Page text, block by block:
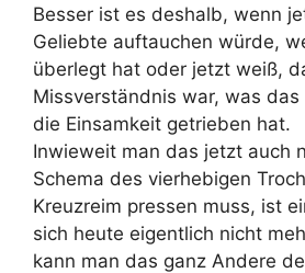
Besser ist es deshalb, wenn
Geliebte auftauchen würde,
überlegt hat oder jetzt weiß,
Missverständnis war, was das
die Einsamkeit getrieben hat.
Inwieweit man das jetzt auch
Schema des vierhebigen
Kreuzreim pressen muss, ist
sich heute eigentlich nicht
kann man das ganz Andere